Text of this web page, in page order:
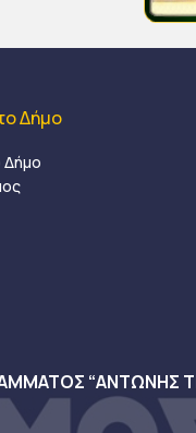
Δήμο
Δήμο
“ΑΝΤΩΝΗΣ